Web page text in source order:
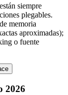
siempre
plegables.
memoria
aproximadas);
o fuente
2026